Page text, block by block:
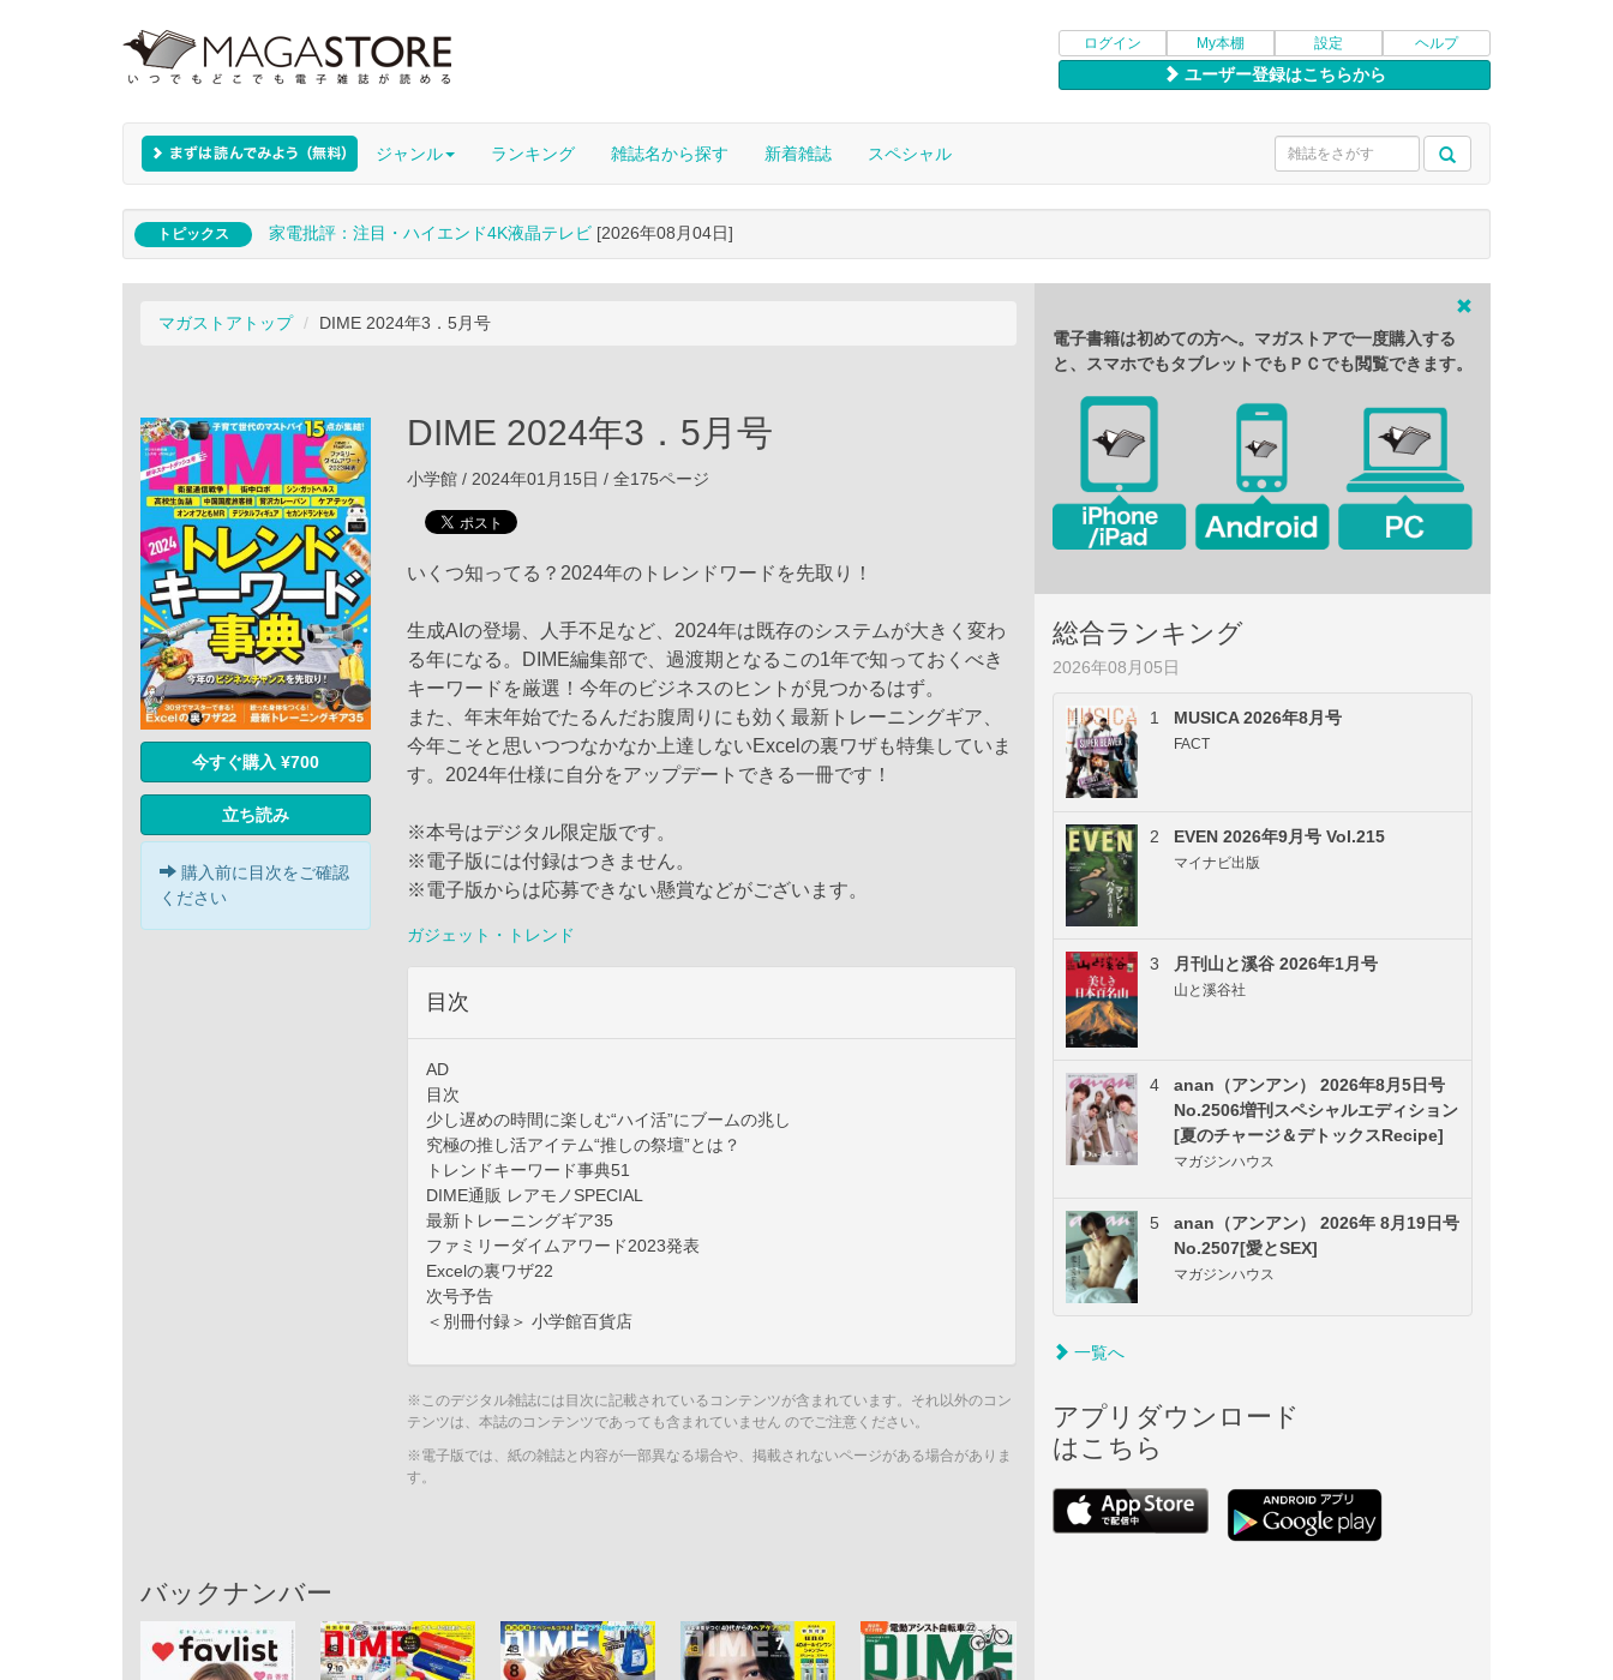
ログイン My本棚 設定 ヘルプ
ユーザー登録はこちらから
ジャンル ランキング 雑誌名から探す 新着雑誌 スペシャル
トピックス 家電批評：注目・ハイエンド4K液晶テレビ [2026年08月04日]
マガストアトップ DIME 2024年3．5月号
今すぐ購入 ¥700
立ち読み
購入前に目次をご確認
ください
DIME 2024年3．5月号
小学館 / 2024年01月15日 / 全175ページ
いくつ知ってる？2024年のトレンドワードを先取り！
生成AIの登場、人手不足など、2024年は既存のシステムが大きく変わ
る年になる。DIME編集部で、過渡期となるこの1年で知っておくべき
キーワードを厳選！今年のビジネスのヒントが見つかるはず。
また、年末年始でたるんだお腹周りにも効く最新トレーニングギア、
今年こそと思いつつなかなか上達しないExcelの裏ワザも特集していま
す。2024年仕様に自分をアップデートできる一冊です！
※本号はデジタル限定版です。
※電子版には付録はつきません。
※電子版からは応募できない懸賞などがございます。
ガジェット・トレンド
目次
AD
目次
少し遅めの時間に楽しむ“ハイ活”にブームの兆し
究極の推し活アイテム“推しの祭壇”とは？
トレンドキーワード事典51
DIME通販 レアモノSPECIAL
最新トレーニングギア35
ファミリーダイムアワード2023発表
Excelの裏ワザ22
次号予告
＜別冊付録＞ 小学館百貨店
※このデジタル雑誌には目次に記載されているコンテンツが含まれています。それ以外のコン
テンツは、本誌のコンテンツであっても含まれていません のでご注意ください。
※電子版では、紙の雑誌と内容が一部異なる場合や、掲載されないページがある場合がありま
す。
バックナンバー
電子書籍は初めての方へ。マガストアで一度購入する
と、スマホでもタブレットでもＰＣでも閲覧できます。
総合ランキング
2026年08月05日
1 MUSICA 2026年8月号
FACT
2 EVEN 2026年9月号 Vol.215
マイナビ出版
3 月刊山と溪谷 2026年1月号
山と溪谷社
4
anan（アンアン） 2026年8月5日号
No.2506増刊スペシャルエディション
[夏のチャージ＆デトックスRecipe]
マガジンハウス
5
anan（アンアン） 2026年 8月19日号
No.2507[愛とSEX]
マガジンハウス
一覧へ
アプリダウンロード
はこちら